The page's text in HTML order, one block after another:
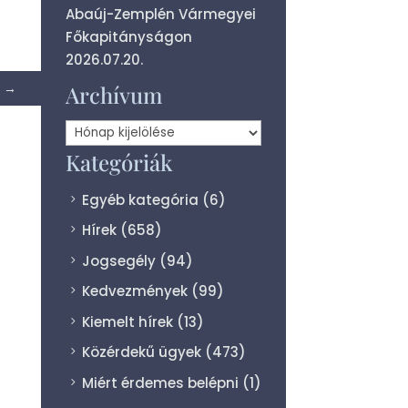
→
Abaúj-Zemplén Vármegyei
Főkapitányságon
2026.07.20.
Archívum
Archívum
Kategóriák
Egyéb kategória (6)
Hírek(658)
Jogsegély(94)
Kedvezmények(99)
Kiemelt hírek(13)
Közérdekű ügyek(473)
Miért érdemes belépni (1)